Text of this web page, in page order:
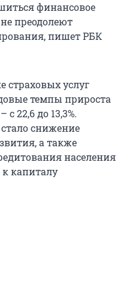
финансовое
преодолеют
пишет РБК
услуг
темпы прироста
22,6 до 13,3%.
снижение
а также
населения
капиталу